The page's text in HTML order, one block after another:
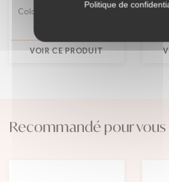
Coloration végétale Abysse
VOIR CE PRODUIT
Recommandé pour vous
Politique de